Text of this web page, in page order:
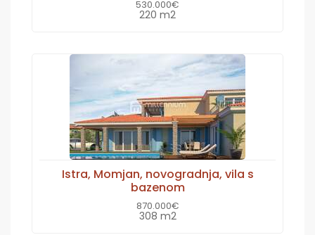
530.000€
220 m2
Istra, Momjan, novogradnja, vila s
bazenom
870.000€
308 m2